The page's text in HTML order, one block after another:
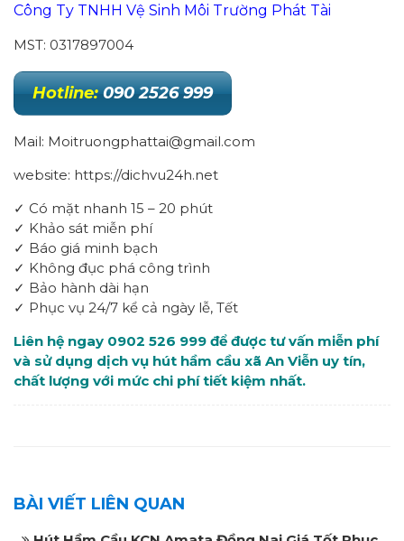
Công Ty TNHH Vệ Sinh Môi Trường Phát Tài
MST: 0317897004
Hotline: 090 2526 999
Mail: Moitruongphattai@gmail.com
website: https://dichvu24h.net
✓ Có mặt nhanh 15 – 20 phút
✓ Khảo sát miễn phí
✓ Báo giá minh bạch
✓ Không đục phá công trình
✓ Bảo hành dài hạn
✓ Phục vụ 24/7 kể cả ngày lễ, Tết
Liên hệ ngay 0902 526 999 để được tư vấn miễn phí
và sử dụng dịch vụ hút hầm cầu xã An Viễn uy tín,
chất lượng với mức chi phí tiết kiệm nhất.
BÀI VIẾT LIÊN QUAN